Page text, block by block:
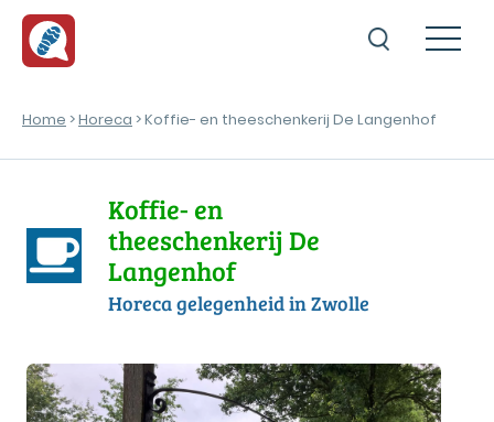
Home >Horeca > Koffie- en theeschenkerij De Langenhof
Koffie- en
theeschenkerij De
Langenhof
Horeca gelegenheid in Zwolle